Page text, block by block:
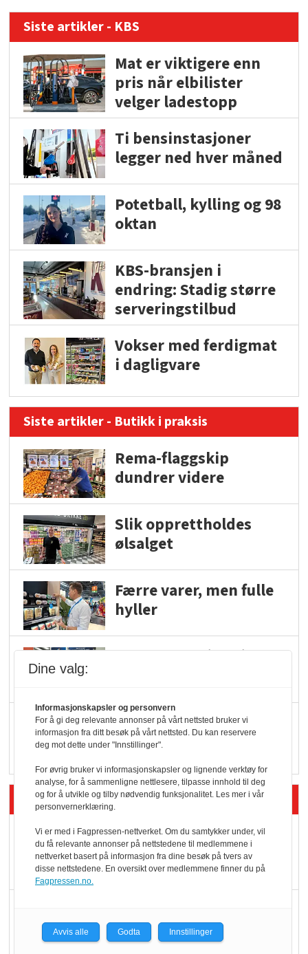
Siste artikler - KBS
Mat er viktigere enn
pris når elbilister
velger ladestopp
Ti bensinstasjoner
legger ned hver måned
Potetball, kylling og 98
oktan
KBS-bransjen i
endring: Stadig større
serveringstilbud
Vokser med ferdigmat
i dagligvare
Siste artikler - Butikk i praksis
Rema-flaggskip
dundrer videre
Slik opprettholdes
ølsalget
Færre varer, men fulle
hyller
KI lager mat i butikken
Q passerte 1 milliard i
Rema i 2025
Siste artikler - Økologisk
Kolonihagens norske
yoghurt: Trues av
melkemangel
Økologisk Norge sin
hederspris
Dine valg:
Informasjonskapsler og personvern
For å gi deg relevante annonser på vårt nettsted bruker vi
informasjon fra ditt besøk på vårt nettsted. Du kan reservere
deg mot dette under "Innstillinger".
For øvrig bruker vi informasjonskapsler og lignende verktøy for
analyse, for å sammenligne nettlesere, tilpasse innhold til deg
og for å utvikle og tilby nødvendig funksjonalitet. Les mer i vår
personvernerklæring.
Vi er med i Fagpressen-nettverket. Om du samtykker under, vil
du få relevante annonser på nettstedene til medlemmene i
nettverket basert på informasjon fra dine besøk på tvers av
disse nettstedene. En oversikt over medlemmene finner du på
Fagpressen.no.
Avvis alle Godta Innstillinger